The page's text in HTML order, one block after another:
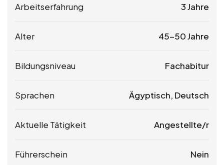
Arbeitserfahrung 3 Jahre
Alter 45-50 Jahre
Bildungsniveau Fachabitur
Sprachen Ägyptisch, Deutsch
Aktuelle Tätigkeit Angestellte/r
Führerschein Nein